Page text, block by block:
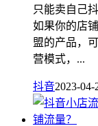
只能卖自己
如果你的店
盟的产品，
营模式，...
抖音2023-04-